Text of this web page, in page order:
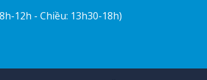
12h - Chiều: 13h30-18h)